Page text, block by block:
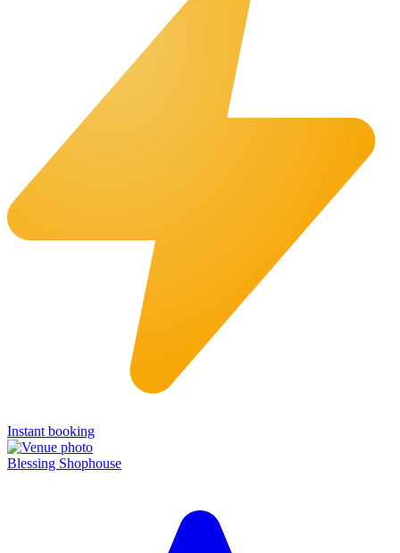
Instant booking
Blessing Shophouse